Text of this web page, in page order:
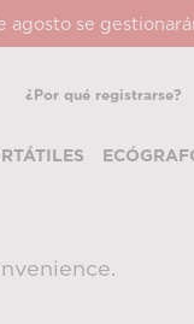
se
¿Por qué registrarse?